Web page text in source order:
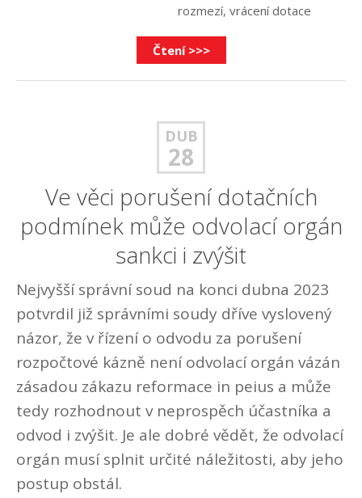
rozmezí, vrácení dotace
Čtení >>>
DUB
28
Ve věci porušení dotačních
podmínek může odvolací orgán
sankci i zvýšit
Nejvyšší správní soud na konci dubna 2023
potvrdil již správními soudy dříve vyslovený
názor, že v řízení o odvodu za porušení
rozpočtové kázně není odvolací orgán vázán
zásadou zákazu reformace in peius a může
tedy rozhodnout v neprospěch účastníka a
odvod i zvýšit. Je ale dobré vědět, že odvolací
orgán musí splnit určité náležitosti, aby jeho
postup obstál.